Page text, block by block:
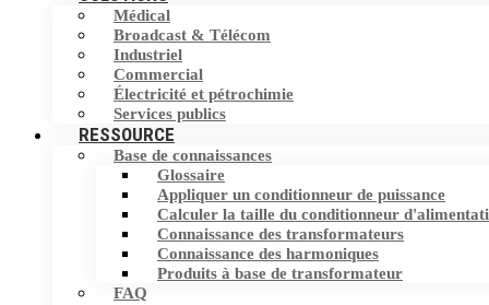
Commutateur de transfert statique (STS)
Stockage d'Energie
Filtre harmonique
Dispositif de correction du facteur de
puissance (PFC)
Éliminateur de courant neutre (NCE)
Dispositif de protection contre les
surtensions (SPD)
Médical
Broadcast & Télécom
Industriel
Commercial
Électricité et pétrochimie
Services publics
RESSOURCE
Base de connaissances
Glossaire
Appliquer un conditionneur de puissance
Calculer la taille du conditionneur
Connaissance des transformateurs
Connaissance des harmoniques
Produits à base de transformateur
FAQ